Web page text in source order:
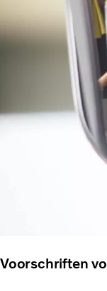
Voorschriften